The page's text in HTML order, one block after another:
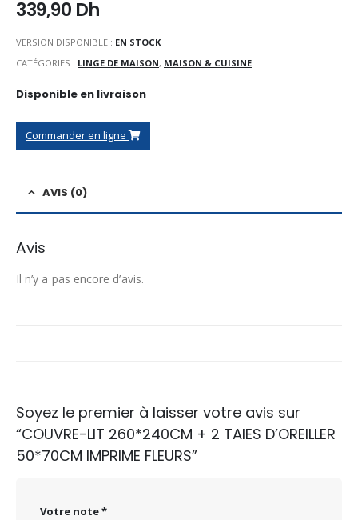
339,90 Dh
VERSION DISPONIBLE:: EN STOCK
CATÉGORIES : LINGE DE MAISON, MAISON & CUISINE
Disponible en livraison
Commander en ligne
AVIS (0)
Avis
Il n’y a pas encore d’avis.
Soyez le premier à laisser votre avis sur
“COUVRE-LIT 260*240CM + 2 TAIES D’OREILLER
50*70CM IMPRIME FLEURS”
Votre note*